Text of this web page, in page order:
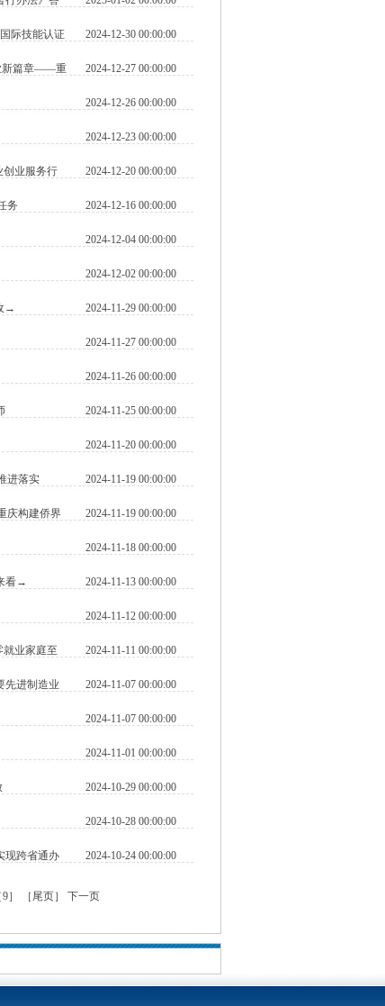
2024-12-30 00:00:00
际技能认证
2024-12-27 00:00:00
新篇章——重
2024-12-26 00:00:00
2024-12-23 00:00:00
2024-12-20 00:00:00
业服务行
2024-12-16 00:00:00
务
2024-12-04 00:00:00
2024-12-02 00:00:00
2024-11-29 00:00:00
→
2024-11-27 00:00:00
2024-11-26 00:00:00
2024-11-25 00:00:00
2024-11-20 00:00:00
2024-11-19 00:00:00
进落实
2024-11-19 00:00:00
庆构建侨界
2024-11-18 00:00:00
2024-11-13 00:00:00
看→
2024-11-12 00:00:00
2024-11-11 00:00:00
就业家庭至
2024-11-07 00:00:00
先进制造业
2024-11-07 00:00:00
2024-11-01 00:00:00
2024-10-29 00:00:00
2024-10-28 00:00:00
2024-10-24 00:00:00
现跨省通办
9］ ［尾页］ 下一页